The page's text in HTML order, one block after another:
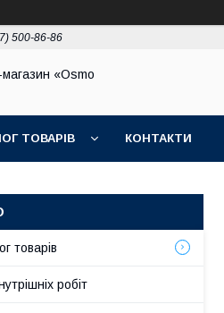
500-86-86
магазин «Osmo
ТОВАРІВ КОНТАКТИ
товарів
робіт